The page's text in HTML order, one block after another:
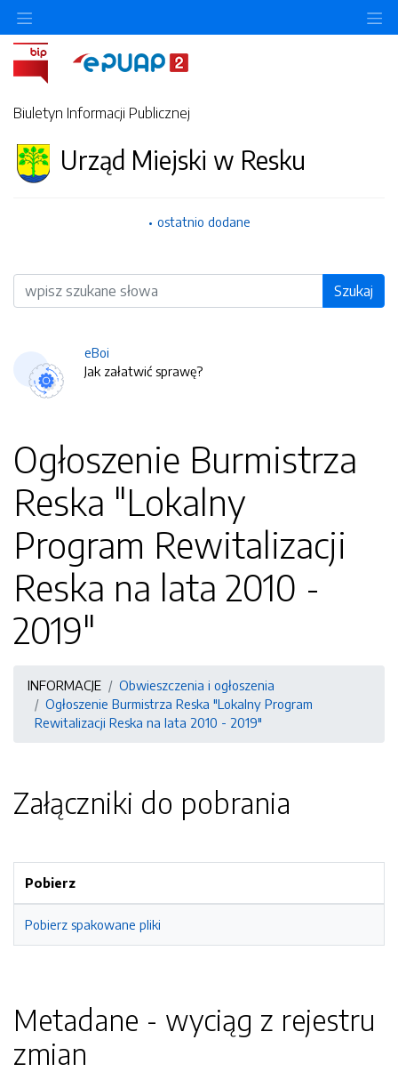
Biuletyn Informacji Publicznej
Urząd Miejski w Resku
ostatnio dodane
Wyszukiwarka Szukaj
eBoi
Jak załatwić sprawę?
Ogłoszenie Burmistrza
Reska "Lokalny
Program Rewitalizacji
Reska na lata 2010 -
2019"
INFORMACJE
Obwieszczenia i ogłoszenia
Ogłoszenie Burmistrza Reska "Lokalny Program
Rewitalizacji Reska na lata 2010 - 2019"
Załączniki do pobrania
Pobierz
Pobierz spakowane pliki
Metadane - wyciąg z rejestru
zmian